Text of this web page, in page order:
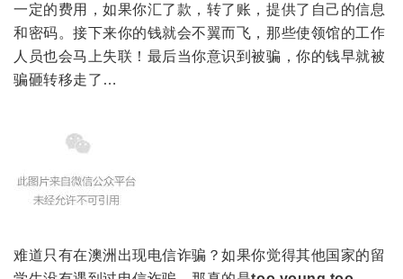
一定的费用，如果你汇了款，转了账，提供了自己的信息
和密码。接下来你的钱就会不翼而飞，那些使领馆的工作
人员也会马上失联！最后当你意识到被骗，你的钱早就被
骗砸转移走了…
难道只有在澳洲出现电信诈骗？如果你觉得其他国家的留